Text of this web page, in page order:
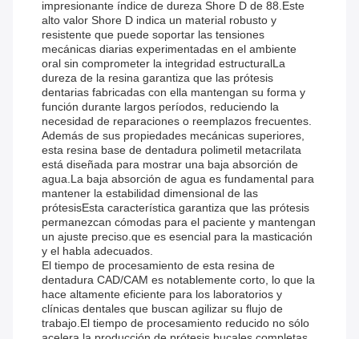
impresionante índice de dureza Shore D de 88.Este
alto valor Shore D indica un material robusto y
resistente que puede soportar las tensiones
mecánicas diarias experimentadas en el ambiente
oral sin comprometer la integridad estructuralLa
dureza de la resina garantiza que las prótesis
dentarias fabricadas con ella mantengan su forma y
función durante largos períodos, reduciendo la
necesidad de reparaciones o reemplazos frecuentes.
Además de sus propiedades mecánicas superiores,
esta resina base de dentadura polimetil metacrilata
está diseñada para mostrar una baja absorción de
agua.La baja absorción de agua es fundamental para
mantener la estabilidad dimensional de las
prótesisEsta característica garantiza que las prótesis
permanezcan cómodas para el paciente y mantengan
un ajuste preciso.que es esencial para la masticación
y el habla adecuados.
El tiempo de procesamiento de esta resina de
dentadura CAD/CAM es notablemente corto, lo que la
hace altamente eficiente para los laboratorios y
clínicas dentales que buscan agilizar su flujo de
trabajo.El tiempo de procesamiento reducido no sólo